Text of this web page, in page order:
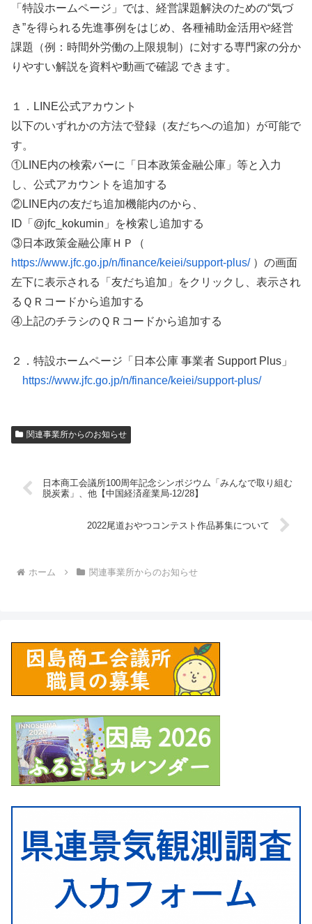
「特設ホームページ」では、経営課題解決のための“気づ
き”を得られる先進事例をはじめ、各種補助金活用や経営
課題（例：時間外労働の上限規制）に対する専門家の分か
りやすい解説を資料や動画で確認 できます。
１．LINE公式アカウント
以下のいずれかの方法で登録（友だちへの追加）が可能で
す。
①LINE内の検索バーに「日本政策金融公庫」等と入力
し、公式アカウントを追加する
②LINE内の友だち追加機能内のから、
ID「@jfc_kokumin」を検索し追加する
③日本政策金融公庫ＨＰ（
https://www.jfc.go.jp/n/finance/keiei/support-plus/）の画面
左下に表示される「友だち追加」をクリックし、表示され
るＱＲコードから追加する
④上記のチラシのＱＲコードから追加する
２．特設ホームページ「日本公庫 事業者 Support Plus」
https://www.jfc.go.jp/n/finance/keiei/support-plus/
関連事業所からのお知らせ
日本商工会議所100周年記念シンポジウム「みんなで取り組む
脱炭素」、他【中国経済産業局-12/28】
2022尾道おやつコンテスト作品募集について
ホーム 関連事業所からのお知らせ